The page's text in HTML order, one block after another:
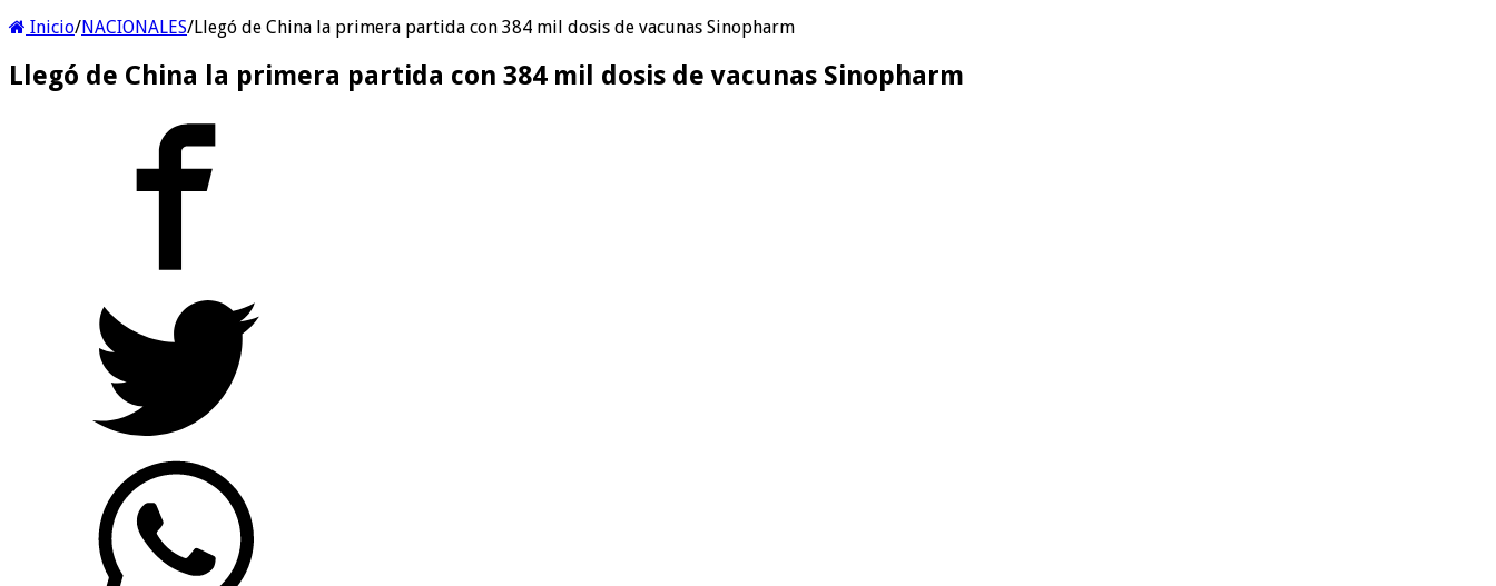
Inicio/NACIONALES/Llegó de China la primera partida con 384 mil dosis de vacunas Sinopharm
Llegó de China la primera partida con 384 mil dosis de vacunas Sinopharm